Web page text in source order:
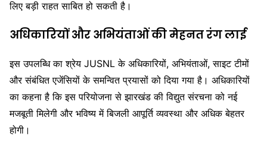
लिए बड़ी राहत साबित हो सकती है।
अधिकारियों और अभियंताओं की मेहनत रंग लाई
इस उपलब्धि का श्रेय JUSNL के अधिकारियों, अभियंताओं, साइट टीमों
और संबंधित एजेंसियों के समन्वित प्रयासों को दिया गया है। अधिकारियों
का कहना है कि इस परियोजना से झारखंड की विद्युत संरचना को नई
मजबूती मिलेगी और भविष्य में बिजली आपूर्ति व्यवस्था और अधिक बेहतर
होगी।